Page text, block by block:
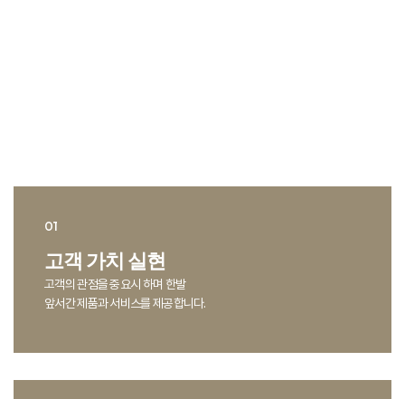
고객 가치 실현
고객의 관점을 중요시 하며 한발
앞서간 제품과 서비스를 제공합니다.